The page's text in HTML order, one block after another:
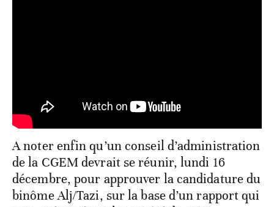
A noter enfin qu’un conseil d’administration
de la CGEM devrait se réunir, lundi 16
décembre, pour approuver la candidature du
binôme Alj/Tazi, sur la base d’un rapport qui